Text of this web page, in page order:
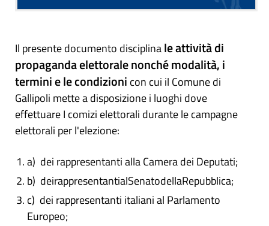
Il presente documento disciplinale attività di
propaganda elettorale nonché modalità, i
termini e le condizioni con cui il Comune di
Gallipoli mette a disposizione i luoghi dove
effettuare I comizi elettorali durante le campagne
elettorali per l'elezione:
a) dei rappresentanti alla Camera dei Deputati;
b) deirappresentantialSenatodellaRepubblica;
c) dei rappresentanti italiani al Parlamento
Europeo;